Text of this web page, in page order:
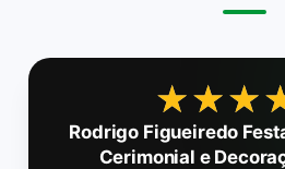
Rodrigo Figueiredo
Cerimonial e